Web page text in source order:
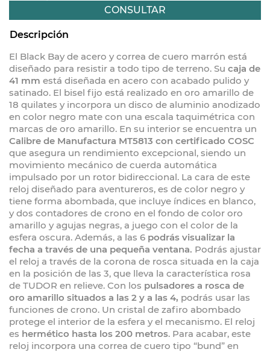
CONSULTAR
Descripción
El Black Bay de acero y correa de cuero marrón está
diseñado para resistir a todo tipo de terreno. Su caja de
41 mm está diseñada en acero con acabado pulido y
satinado. El bisel fijo está realizado en oro amarillo de
18 quilates y incorpora un disco de aluminio anodizado
en color negro mate con una escala taquimétrica con
marcas de oro amarillo. En su interior se encuentra un
Calibre de Manufactura MT5813 con certificado COSC
que asegura un rendimiento excepcional, siendo un
movimiento mecánico de cuerda automática
impulsado por un rotor bidireccional. La cara de este
reloj diseñado para aventureros, es de color negro y
tiene forma abombada, que incluye índices en blanco,
y dos contadores de crono en el fondo de color oro
amarillo y agujas negras, a juego con el color de la
esfera oscura. Además, a las 6 podrás visualizar la
fecha a través de una pequeña ventana. Podrás ajustar
el reloj a través de la corona de rosca situada en la caja
en la posición de las 3, que lleva la característica rosa
de TUDOR en relieve. Con los pulsadores a rosca de
oro amarillo situados a las 2 y a las 4, podrás usar las
funciones de crono. Un cristal de zafiro abombado
protege el interior de la esfera y el mecanismo. El reloj
es hermético hasta los 200 metros. Para acabar, este
reloj incorpora una correa de cuero tipo “bund” en